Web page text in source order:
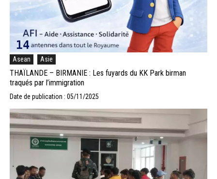
Asean Asie
THAÏLANDE – BIRMANIE : Les fuyards du KK Park birman
traqués par l’immigration
Date de publication : 05/11/2025